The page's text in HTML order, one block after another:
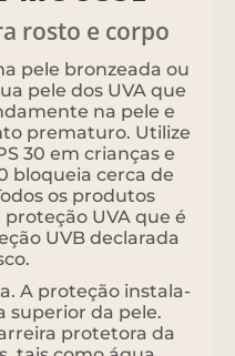
rosto e corpo
pele bronzeada ou
pele dos UVA que
na pele e
prematuro. Utilize
30 em crianças e
bloqueia cerca de
os produtos
UVA que é
UVB declarada
A proteção instala-
superior da pele.
protetora da